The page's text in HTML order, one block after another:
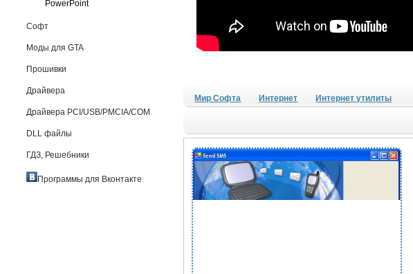
PowerPoint
Софт
Моды для GTA
Прошивки
Драйвера
Драйвера PCI/USB/PMCIA/COM
DLL файлы
ГДЗ, Решебники
Программы для Вконтакте
Мир Софта Интернет Интернет утилиты